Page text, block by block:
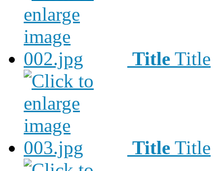
Title Title
Title Title